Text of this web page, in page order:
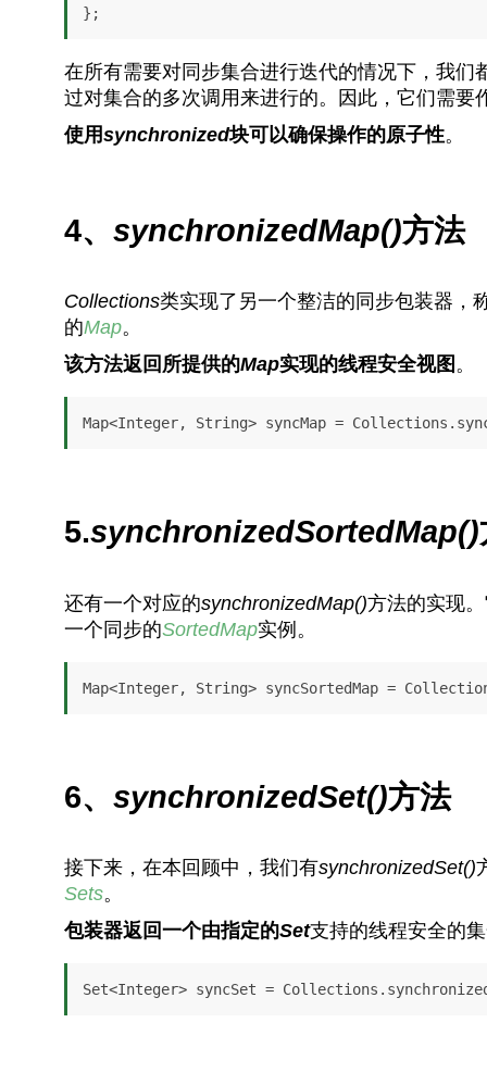
在所有需要对同步集合进行迭代的情况下，我
过对集合的多次调用来进行的。因此，它们需要
使用synchronized块可以确保操作的原子性。
4、 synchronizedMap()方法
Collections类实现了另一个整洁的同步包装器，
的Map。
该方法返回所提供的Map实现的线程安全视图 。
Map<Integer, String> syncMap =
5.synchronizedSortedMap()
还有一个对应的synchronizedMap()方法的实现
一个同步的SortedMap实例。
Map<Integer, String> syncSortedMap =
6、 synchronizedSet()方法
接下来，在本回顾中，我们有synchronizedSet()
Sets。
包装器返回一个由指定的Set支持的线程安全的
Set<Integer> syncSet =